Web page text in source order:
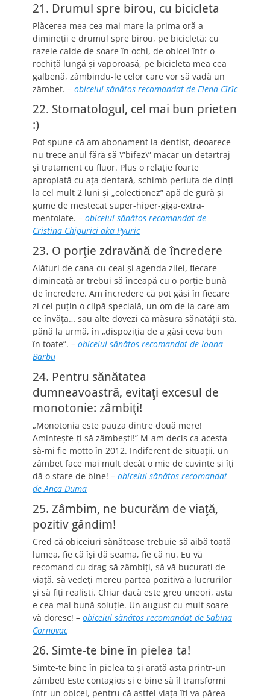
21. Drumul spre birou, cu bicicleta
Plăcerea mea cea mai mare la prima oră a
dimineţii e drumul spre birou, pe bicicletă: cu
razele calde de soare în ochi, de obicei într-o
rochiţă lungă şi vaporoasă, pe bicicleta mea cea
galbenă, zâmbindu-le celor care vor să vadă un
zâmbet. – obiceiul sănătos recomandat de Elena Cîrîc
22. Stomatologul, cel mai bun prieten
:)
Pot spune că am abonament la dentist, deoarece
nu trece anul fără să \”bifez\” măcar un detartraj
şi tratament cu fluor. Plus o relaţie foarte
apropiată cu aţa dentară, schimb periuţa de dinţi
la cel mult 2 luni şi „colecţionez” apă de gură şi
gume de mestecat super-hiper-giga-extra-
mentolate. – obiceiul sănătos recomandat de
Cristina Chipurici aka Pyuric
23. O porţie zdravănă de încredere
Alături de cana cu ceai şi agenda zilei, fiecare
dimineaţă ar trebui să înceapă cu o porţie bună
de încredere. Am încredere că pot găsi în fiecare
zi cel puţin o clipă specială, un om de la care am
ce învăţa… sau alte dovezi că măsura sănătăţii stă,
pănă la urmă, în „dispoziţia de a găsi ceva bun
în toate”. – obiceiul sănătos recomandat de Ioana
Barbu
24. Pentru sănătatea
dumneavoastră, evitaţi excesul de
monotonie: zâmbiţi!
„Monotonia este pauza dintre două mere!
Aminteşte-ţi să zâmbeşti!” M-am decis ca acesta
să-mi fie motto în 2012. Indiferent de situaţii, un
zâmbet face mai mult decât o mie de cuvinte şi îţi
dă o stare de bine! – obiceiul sănătos recomandat
de Anca Duma
25. Zâmbim, ne bucurăm de viaţă,
pozitiv gândim!
Cred că obiceiuri sănătoase trebuie să aibă toată
lumea, fie că îşi dă seama, fie că nu. Eu vă
recomand cu drag să zâmbiţi, să vă bucuraţi de
viaţă, să vedeţi mereu partea pozitivă a lucrurilor
şi să fiţi realişti. Chiar dacă este greu uneori, asta
e cea mai bună soluţie. Un august cu mult soare
vă doresc! – obiceiul sănătos recomandat de Sabina
Cornovac
26. Simte-te bine în pielea ta!
Simte-te bine în pielea ta şi arată asta printr-un
zâmbet! Este contagios şi e bine să îl transformi
într-un obicei, pentru că astfel viaţa îţi va părea